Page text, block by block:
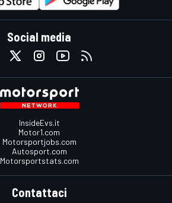
Social media
InsideEvs.it
Motor1.com
Motorsportjobs.com
Autosport.com
Motorsportstats.com
Contattaci